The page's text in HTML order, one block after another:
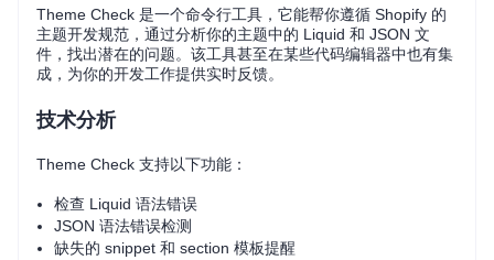
Theme Check 是一个命令行工具，它能帮你遵循 Shopify 的
主题开发规范，通过分析你的主题中的 Liquid 和 JSON 文
件，找出潜在的问题。该工具甚至在某些代码编辑器中也有集
成，为你的开发工作提供实时反馈。
技术分析
Theme Check 支持以下功能：
检查 Liquid 语法错误
JSON 语法错误检测
缺失的 snippet 和 section 模板提醒